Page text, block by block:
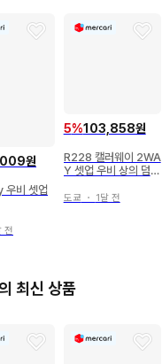
원
비 셋업
전
5%103,858원
R228 캘러웨이 2WA
Y 셋업 우비 상의 덤
도쿄 ・ 1달 전
최신 상품